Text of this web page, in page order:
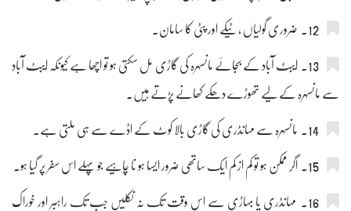
12۔ ضروری گولیاں ، ٹیکے اور پٹی کا سامان۔
13۔ ایبٹ آباد کے بجائے مانسہرہ کی گاڑی مل سکتی ہو تو اچھا ہے کیونکہ ایبٹ آباد
سے مانسہرہ کے لیے تھوڑے دھکے کھانے پڑتے ہیں۔
14۔ مانسہرہ سے مہانڈری کی گاڑی بالا کوٹ کے اڈے سے ہی ملتی ہے۔
15۔ اگر ممکن ہو تو کم از کم ایک ساتھی ضرور ایسا ہو نا چاہیے جو پہلے اس سفر پر گیا ہو۔
16۔ مہانڈری یا بہاڑی سے اس وقت تک نہ نکلیں جب تک راہبر اور خوراک